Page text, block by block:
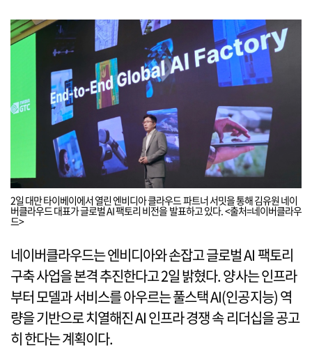
2일 대만 타이베이에서 열린 엔비디아 클라우드 파트너 서밋을 통해 김유원 네이
버클라우드 대표가 글로벌 AI 팩토리 비전을 발표하고 있다. <출처=네이버클라우
드>
네이버클라우드는 엔비디아와 손잡고 글로벌 AI 팩토리
구축 사업을 본격 추진한다고 2일 밝혔다. 양사는 인프라
부터 모델과 서비스를 아우르는 풀스택 AI(인공지능) 역
량을 기반으로 치열해진 AI 인프라 경쟁 속 리더십을 공고
히 한다는 계획이다.